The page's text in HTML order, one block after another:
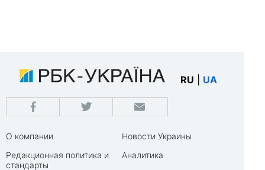
RU UA
О компании
Редакционная политика и
стандарты
Новости Украины
Аналитика